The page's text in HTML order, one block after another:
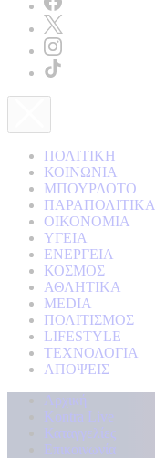
ΠΟΛΙΤΙΚΗ
ΚΟΙΝΩΝΙΑ
ΜΠΟΥΡΛΟΤΟ
ΠΑΡΑΠΟΛΙΤΙΚΑ
ΟΙΚΟΝΟΜΙΑ
ΥΓΕΙΑ
ΕΝΕΡΓΕΙΑ
ΚΟΣΜΟΣ
ΑΘΛΗΤΙΚΑ
MEDIA
ΠΟΛΙΤΙΣΜΟΣ
LIFESTYLE
ΤΕΧΝΟΛΟΓΙΑ
ΑΠΟΨΕΙΣ
Αρχική
Kontra Live
Καταγγελίες
Επικοινωνία